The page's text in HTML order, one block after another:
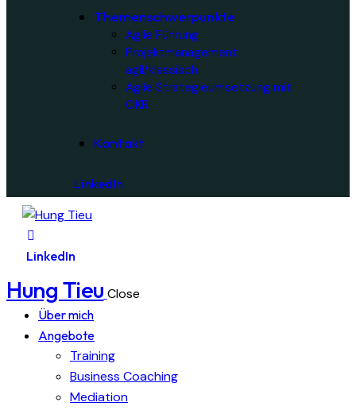
Themenschwerpunkte
Agile Führung
Projektmanagement
agil/klassisch
Agile Strategieumsetzung mit
OKR
Kontakt
LinkedIn
LinkedIn
Hung Tieu Close
Über mich
Angebote
Training
Business Coaching
Mediation